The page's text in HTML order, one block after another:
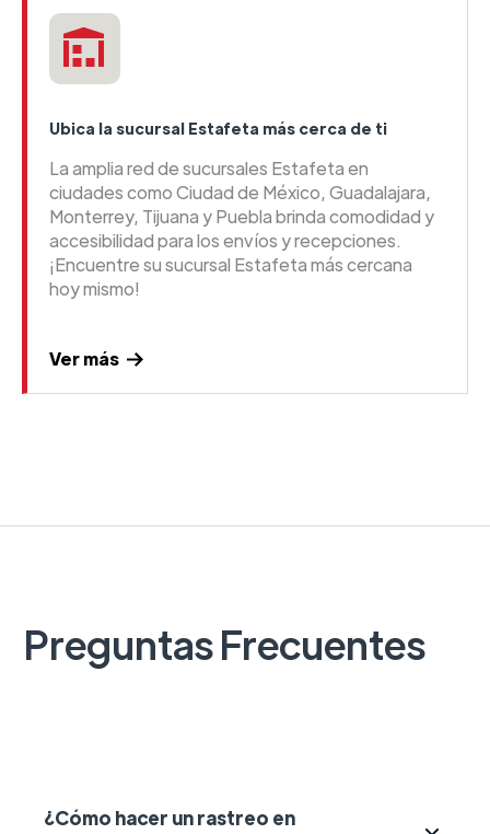
Ubica la sucursal Estafeta más cerca de ti
La amplia red de sucursales Estafeta en
ciudades como Ciudad de México, Guadalajara,
Monterrey, Tijuana y Puebla brinda comodidad y
accesibilidad para los envíos y recepciones.
¡Encuentre su sucursal Estafeta más cercana
hoy mismo!
Ver más
Preguntas Frecuentes
¿Cómo hacer un rastreo en